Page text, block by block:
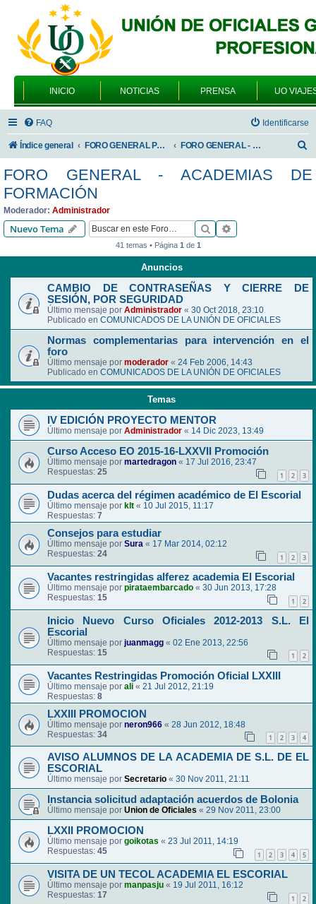
INICIO NOTICIAS PRENSA UO
FAQ Identificarse
Índice general FORO GENERAL PARA TODOS LOS USUARIOS FORO GENERAL - ACADEMIAS DE FORMACIÓN
s
FORO GENERAL - ACADEMIAS DE
FORMACIÓN
Moderador: Administrador
Nuevo Tema Buscar
41 temas • Página 1de 1
Anuncios
CAMBIO DE CONTRASEÑAS Y CIERRE DE
SESIÓN, POR SEGURIDAD
Último mensaje por Administrador « 30 Oct 2018, 23:10
Publicado en COMUNICADOS DE LA UNIÓN DE OFICIALES
Normas complementarias para intervención en el
foro
Último mensaje por moderador « 24 Feb 2006, 14:43
Publicado en COMUNICADOS DE LA UNIÓN DE OFICIALES
Temas
IV EDICIÓN PROYECTO MENTOR
Último mensaje por Administrador « 14 Dic 2023, 13:49
Curso Acceso EO 2015-16-LXXVII Promoción
Último mensaje por martedragon « 17 Jul 2016, 23:47
Respuestas: 25 1 2 3
Dudas acerca del régimen académico de El Escorial
Último mensaje por klt « 10 Jul 2015, 11:17
Respuestas: 7
Consejos para estudiar
Último mensaje por Sura « 17 Mar 2014, 02:12
Respuestas: 24 1 2 3
Vacantes restringidas alferez academia El Escorial
Último mensaje por pirataembarcado « 30 Jun 2013, 17:28
Respuestas: 15 1 2
Inicio Nuevo Curso Oficiales 2012-2013 S.L. El
Escorial
Último mensaje por juanmagg « 02 Ene 2013, 22:56
Respuestas: 15 1 2
Vacantes Restringidas Promoción Oficial LXXIII
Último mensaje por ali « 21 Jul 2012, 21:19
Respuestas: 8
LXXIII PROMOCION
Último mensaje por neron966 « 28 Jun 2012, 18:48
Respuestas: 34 1 2 3 4
AVISO ALUMNOS DE LA ACADEMIA DE S.L. DE EL
ESCORIAL
Último mensaje por Secretario « 30 Nov 2011, 21:11
Instancia solicitud adaptación acuerdos de Bolonia
Último mensaje por Union de Oficiales « 29 Nov 2011, 23:00
LXXII PROMOCION
Último mensaje por goikotas « 23 Jul 2011, 14:19
Respuestas: 45 1 2 3 4 5
VISITA DE UN TECOL ACADEMIA EL ESCORIAL
Último mensaje por manpasju « 19 Jul 2011, 16:12
Respuestas: 17 1 2